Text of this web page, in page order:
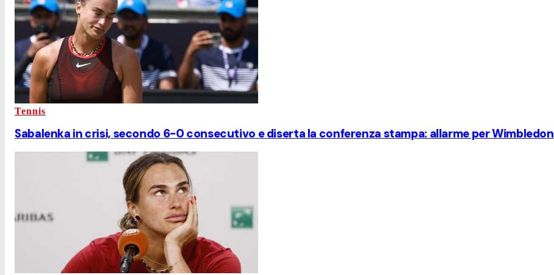
Tennis
Sabalenka in crisi, secondo 6-0 consecutivo e diserta la conferenza stampa: allarme per Wimbledon